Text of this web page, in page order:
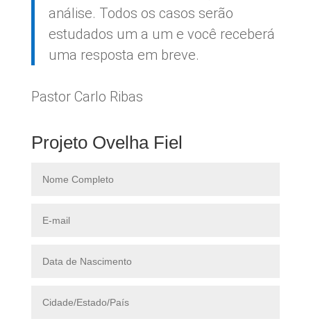
análise. Todos os casos serão
estudados um a um e você receberá
uma resposta em breve.
Pastor Carlo Ribas
Projeto Ovelha Fiel